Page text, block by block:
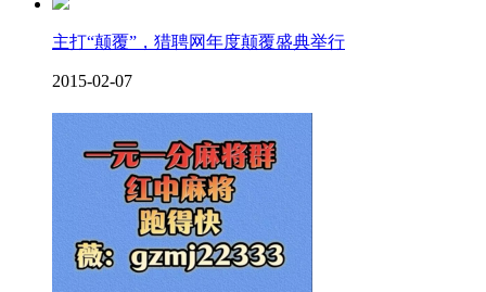
主打“颠覆”，猎聘网年度颠覆盛典举行
2015-02-07